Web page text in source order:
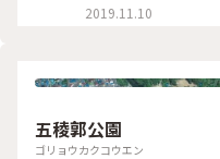
2019.11.10
五稜郭公園
ゴリョウカクコウエン